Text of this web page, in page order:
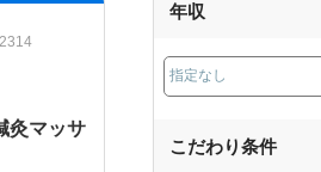
灸マッサ
薬局・
年収
こだわり条件